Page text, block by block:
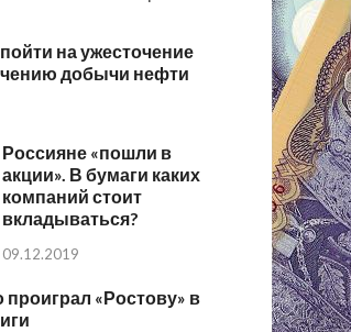
на ужесточение
добычи нефти
Россияне «пошли в
акции». В бумаги каких
компаний стоит
вкладываться?
09.12.2019
проиграл «Ростову» в